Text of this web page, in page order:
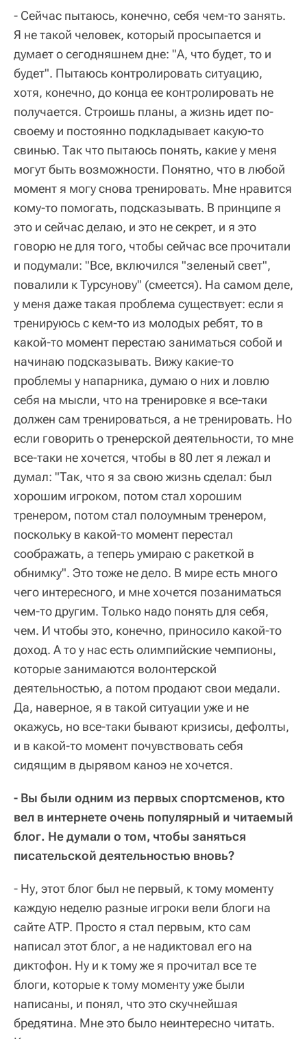
- Сейчас пытаюсь, конечно, себя чем-то занять.
Я не такой человек, который просыпается и
думает о сегодняшнем дне: "А, что будет, то и
будет". Пытаюсь контролировать ситуацию,
хотя, конечно, до конца ее контролировать не
получается. Строишь планы, а жизнь идет по-
своему и постоянно подкладывает какую-то
свинью. Так что пытаюсь понять, какие у меня
могут быть возможности. Понятно, что в любой
момент я могу снова тренировать. Мне нравится
кому-то помогать, подсказывать. В принципе я
это и сейчас делаю, и это не секрет, и я это
говорю не для того, чтобы сейчас все прочитали
и подумали: "Все, включился "зеленый свет",
повалили к Турсунову" (смеется). На самом деле,
у меня даже такая проблема существует: если я
тренируюсь с кем-то из молодых ребят, то в
какой-то момент перестаю заниматься собой и
начинаю подсказывать. Вижу какие-то
проблемы у напарника, думаю о них и ловлю
себя на мысли, что на тренировке я все-таки
должен сам тренироваться, а не тренировать. Но
если говорить о тренерской деятельности, то мне
все-таки не хочется, чтобы в 80 лет я лежал и
думал: "Так, что я за свою жизнь сделал: был
хорошим игроком, потом стал хорошим
тренером, потом стал полоумным тренером,
поскольку в какой-то момент перестал
соображать, а теперь умираю с ракеткой в
обнимку". Это тоже не дело. В мире есть много
чего интересного, и мне хочется позаниматься
чем-то другим. Только надо понять для себя,
чем. И чтобы это, конечно, приносило какой-то
доход. А то у нас есть олимпийские чемпионы,
которые занимаются волонтерской
деятельностью, а потом продают свои медали.
Да, наверное, я в такой ситуации уже и не
окажусь, но все-таки бывают кризисы, дефолты,
и в какой-то момент почувствовать себя
сидящим в дырявом каноэ не хочется.
- Вы были одним из первых спортсменов, кто
вел в интернете очень популярный и читаемый
блог. Не думали о том, чтобы заняться
писательской деятельностью вновь?
- Ну, этот блог был не первый, к тому моменту
каждую неделю разные игроки вели блоги на
сайте АТР. Просто я стал первым, кто сам
написал этот блог, а не надиктовал его на
диктофон. Ну и к тому же я прочитал все те
блоги, которые к тому моменту уже были
написаны, и понял, что это скучнейшая
бредятина. Мне это было неинтересно читать.